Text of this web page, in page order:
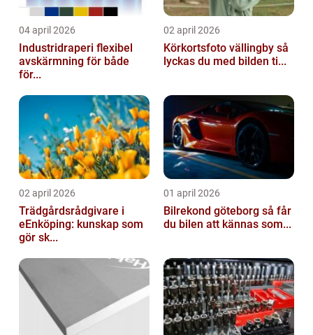
04 april 2026
Industridraperi flexibel
avskärmning för både
för...
02 april 2026
Körkortsfoto vällingby så
lyckas du med bilden ti...
02 april 2026
Trädgårdsrådgivare i
eEnköping: kunskap som
gör sk...
01 april 2026
Bilrekond göteborg så får
du bilen att kännas som...